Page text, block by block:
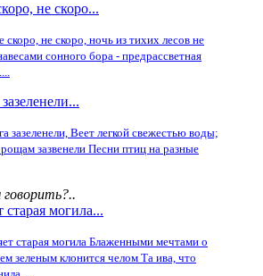
не скоро...
не скоро, ночь из тихих лесов не
сонного бора - предрассветная
зазеленели, Веет легкой свежестью воды;
зазвенели Песни птиц на разные
старая могила...
старая могила Блаженными мечтами о
зеленым клонится челом Та ива, что